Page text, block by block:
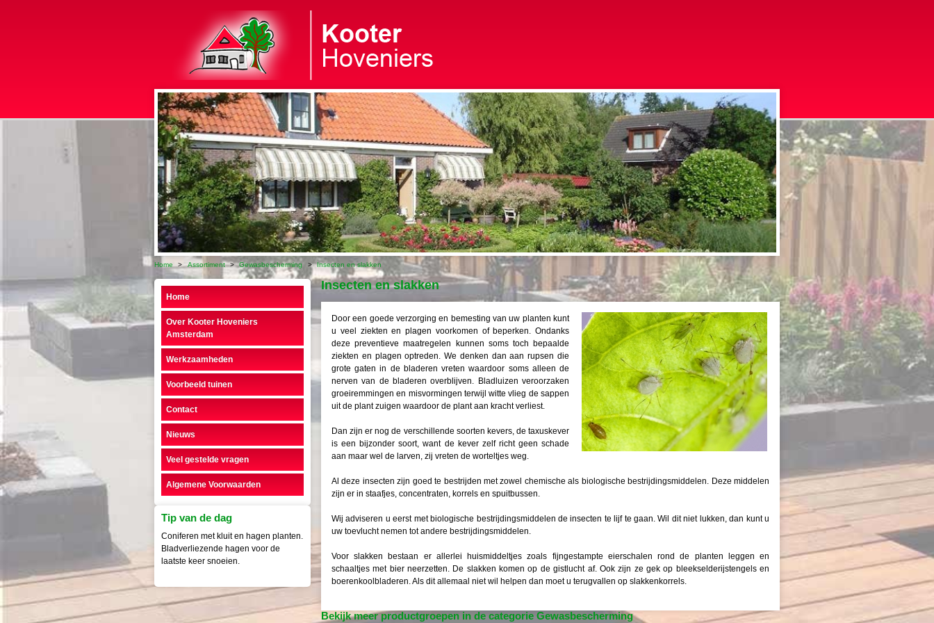
Home > Assortiment > Gewasbescherming > Insecten en slakken
Insecten en slakken
Door een goede verzorging en bemesting van uw planten kunt
u veel ziekten en plagen voorkomen of beperken. Ondanks
deze preventieve maatregelen kunnen soms toch bepaalde
ziekten en plagen optreden. We denken dan aan rupsen die
grote gaten in de bladeren vreten waardoor soms alleen de
nerven van de bladeren overblijven. Bladluizen veroorzaken
groeiremmingen en misvormingen terwijl witte vlieg de sappen
uit de plant zuigen waardoor de plant aan kracht verliest.
Dan zijn er nog de verschillende soorten kevers, de taxuskever
is een bijzonder soort, want de kever zelf richt geen schade
aan maar wel de larven, zij vreten de worteltjes weg.
Al deze insecten zijn goed te bestrijden met zowel chemische als biologische bestrijdingsmiddelen. Deze middelen
zijn er in staafjes, concentraten, korrels en spuitbussen.
Wij adviseren u eerst met biologische bestrijdingsmiddelen de insecten te lijf te gaan. Wil dit niet lukken, dan kunt u
uw toevlucht nemen tot andere bestrijdingsmiddelen.
Voor slakken bestaan er allerlei huismiddeltjes zoals fijngestampte eierschalen rond de planten leggen en
schaaltjes met bier neerzetten. De slakken komen op de gistlucht af. Ook zijn ze gek op bleekselderijstengels en
boerenkoolbladeren. Als dit allemaal niet wil helpen dan moet u terugvallen op slakkenkorrels.
Bekijk meer productgroepen in de categorie Gewasbescherming
Home
Over Kooter Hoveniers
Amsterdam
Werkzaamheden
Voorbeeld tuinen
Contact
Nieuws
Veel gestelde vragen
Algemene Voorwaarden
Tip van de dag
Coniferen met kluit en hagen planten.
Bladverliezende hagen voor de
laatste keer snoeien.